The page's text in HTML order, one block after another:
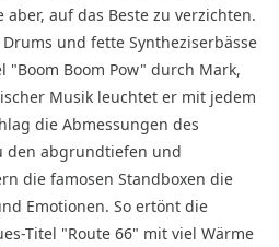
auf das Beste zu verzichten.
und fette Syntheziserbässe
"Boom Boom Pow" durch Mark,
Musik leuchtet er mit jedem
die Abmessungen des
den abgrundtiefen und
die famosen Standboxen die
Emotionen. So ertönt die
Titel "Route 66" mit viel Wärme